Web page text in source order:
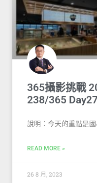
365攝影挑戰
238/365
說明：今天的重點是
READ MORE »
26 8 月, 2023